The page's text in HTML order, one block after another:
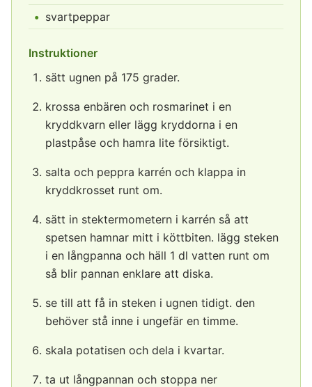
svartpeppar
Instruktioner
sätt ugnen på 175 grader.
krossa enbären och rosmarinet i en
kryddkvarn eller lägg kryddorna i en
plastpåse och hamra lite försiktigt.
salta och peppra karrén och klappa in
kryddkrosset runt om.
sätt in stektermometern i karrén så att
spetsen hamnar mitt i köttbiten. lägg steken
i en långpanna och häll 1 dl vatten runt om
så blir pannan enklare att diska.
se till att få in steken i ugnen tidigt. den
behöver stå inne i ungefär en timme.
skala potatisen och dela i kvartar.
ta ut långpannan och stoppa ner